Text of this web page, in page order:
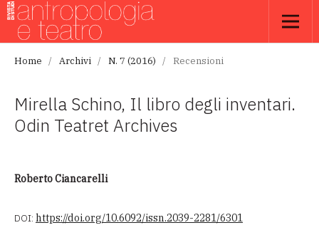
Home / Archivi / N. 7 (2016) / Recensioni
Mirella Schino, Il libro degli inventari.
Odin Teatret Archives
Roberto Ciancarelli
DOI: https://doi.org/10.6092/issn.2039-2281/6301